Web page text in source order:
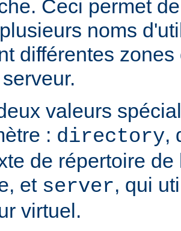
Ceci permet
noms
différentes
valeurs
: directory,
de répertoire
et server, qui
virtuel.